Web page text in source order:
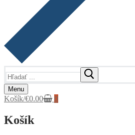
Menu
Košík/€0.00 0
Košík